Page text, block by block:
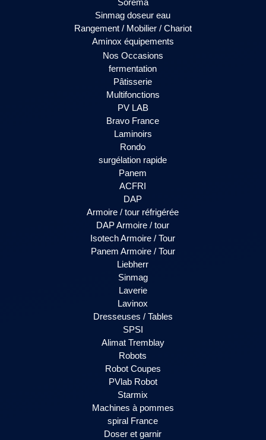
Sinmag doseur eau
Rangement / Mobilier / Chariot
Aminox équipements
Nos Occasions
fermentation
Pâtisserie
Multifonctions
PV LAB
Bravo France
Laminoirs
Rondo
surgélation rapide
Panem
ACFRI
DAP
Armoire / tour réfrigérée
DAP Armoire / tour
Isotech Armoire / Tour
Panem Armoire / Tour
Liebherr
Sinmag
Laverie
Lavinox
Dresseuses / Tables
SPSI
Alimat Tremblay
Robots
Robot Coupes
PVlab Robot
Starmix
Machines à pommes
spiral France
Doser et garnir